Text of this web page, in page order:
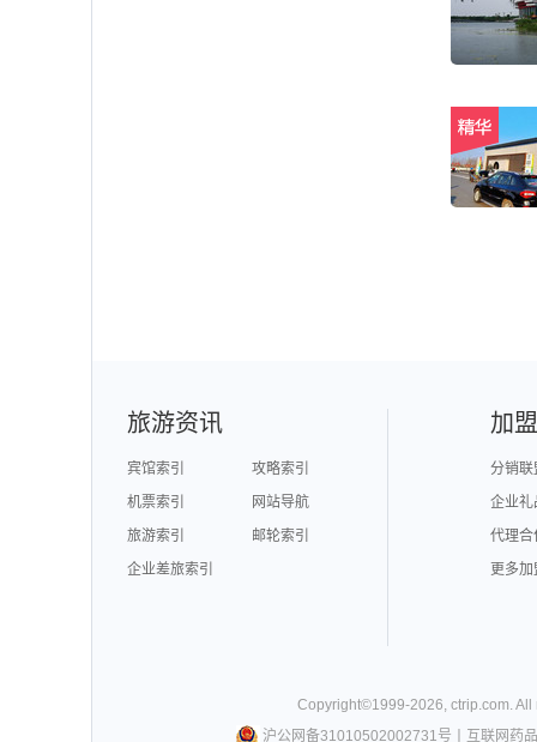
旅游资讯
宾馆索引
攻略索引
机票索引
网站导航
旅游索引
邮轮索引
企业差旅索引
加
分销联
企业礼
代理合
更多
Copyright©1999-2026,ctrip.com.
沪公网备31010502002731号
互联网药